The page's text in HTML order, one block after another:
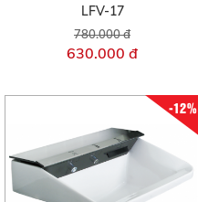
LFV-17
780.000 đ
630.000 đ
-12%